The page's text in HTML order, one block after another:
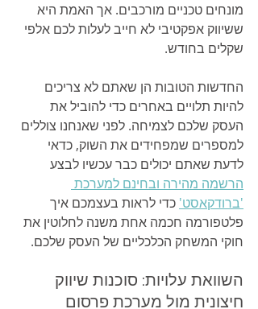
מונחים טכניים מורכבים. אך האמת היא
ששיווק אפקטיבי לא חייב לעלות לכם אלפי
שקלים בחודש.
החדשות הטובות הן שאתם לא צריכים
להיות תלויים באחרים כדי להוביל את
העסק שלכם לצמיחה. לפני שאנחנו צוללים
למספרים שמפחידים את השוק, כדאי
לדעת שאתם יכולים כבר עכשיו לבצע
הרשמה מהירה ובחינם למערכת
'ברודקאסט' כדי לראות בעצמכם איך
פלטפורמה חכמה אחת משנה לחלוטין את
חוקי המשחק הכלכליים של העסק שלכם.
השוואת עלויות: סוכנות שיווק
חיצונית מול מערכת פרסום